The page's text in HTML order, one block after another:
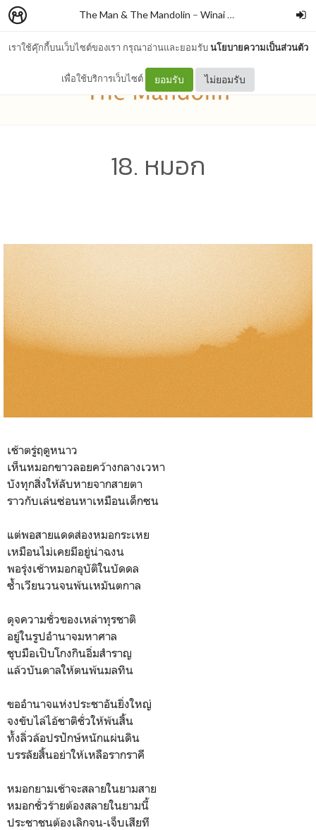
เราใช้คุ๊กกี้บนเว็บไซต์ของเรา กรุณาอ่านและยอมรับนโยบายความเป็นส่วนตัว
เพื่อใช้บริการเว็บไซต์ ยอมรับ ไม่ยอมรับ
The Man & The Mandolin – Winai Chaichana
18. หมอก
เช้าตรู่ฤดูหนาว
เห็นหมอกขาวลอยคว้างกลางเวหา
บังทุกสิ่งให้ลับหายจากสายตา
ราวกับเล่นซ่อนหาเหมือนเด็กซน
แต่พอสายแดดส่องหมอกระเหย
เหมือนไม่เคยมีอยู่น่าฉงน
พอรุ่งเช้าหมอกอุบัติในบัดดล
ซ้ำเวียนวนจนพ้นเหมันตกาล
ดุจความชั่วของเหล่าทุรชาติ
อยู่ในรูปอำนาจมหาศาล
ชุบมือเปิบโกงกินอิ่มสำราญ
แล้วบันดาลให้ตนพ้นมลทิน
ขออำนาจแห่งประชาอันยิ่งใหญ่
จงขับไล่ไอ้ชาติชั่วให้พ้นสิ้น
ทั้งลิ่วล้อปรปักษ์หนักแผ่นดิน
บรรลัยสิ้นอย่าให้เหลือรากราคี
หมอกยามเช้าจะสลายในยามสาย
หมอกชั่วร้ายต้องสลายในยามนี้
ประชาชนต้องเลิกจน-เจ็บเสียที